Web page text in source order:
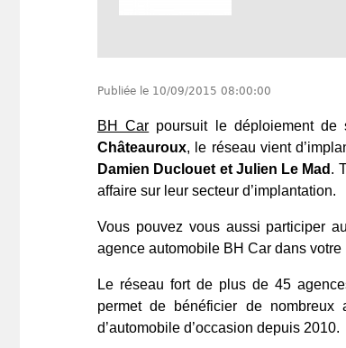
Publiée le 10/09/2015 08:00:00
BH Car poursuit le déploiement
Châteauroux, le réseau vient
Damien Duclouet et Julien Le Mad .
affaire sur leur secteur d’implantation.
Vous pouvez vous aussi participer
agence automobile BH Car dans votre
Le réseau fort de plus de 45
permet de bénéficier de
d’automobile d’occasion depuis 2010.